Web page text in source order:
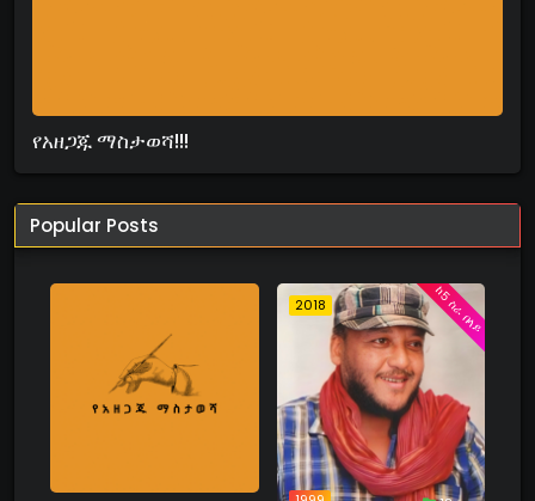
የአዘጋጁ ማስታወሻ!!!
Popular Posts
2018 ከ5 ስራ በላይ